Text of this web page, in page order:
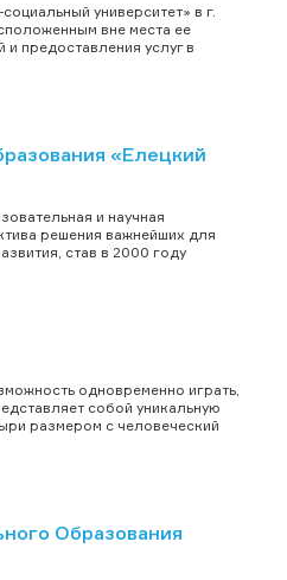
университет» в г.
вне места ее
предоставления услуг в
«Елецкий
и научная
решения важнейших для
став в 2000 году
одновременно играть,
собой уникальную
размером с человеческий
Образования